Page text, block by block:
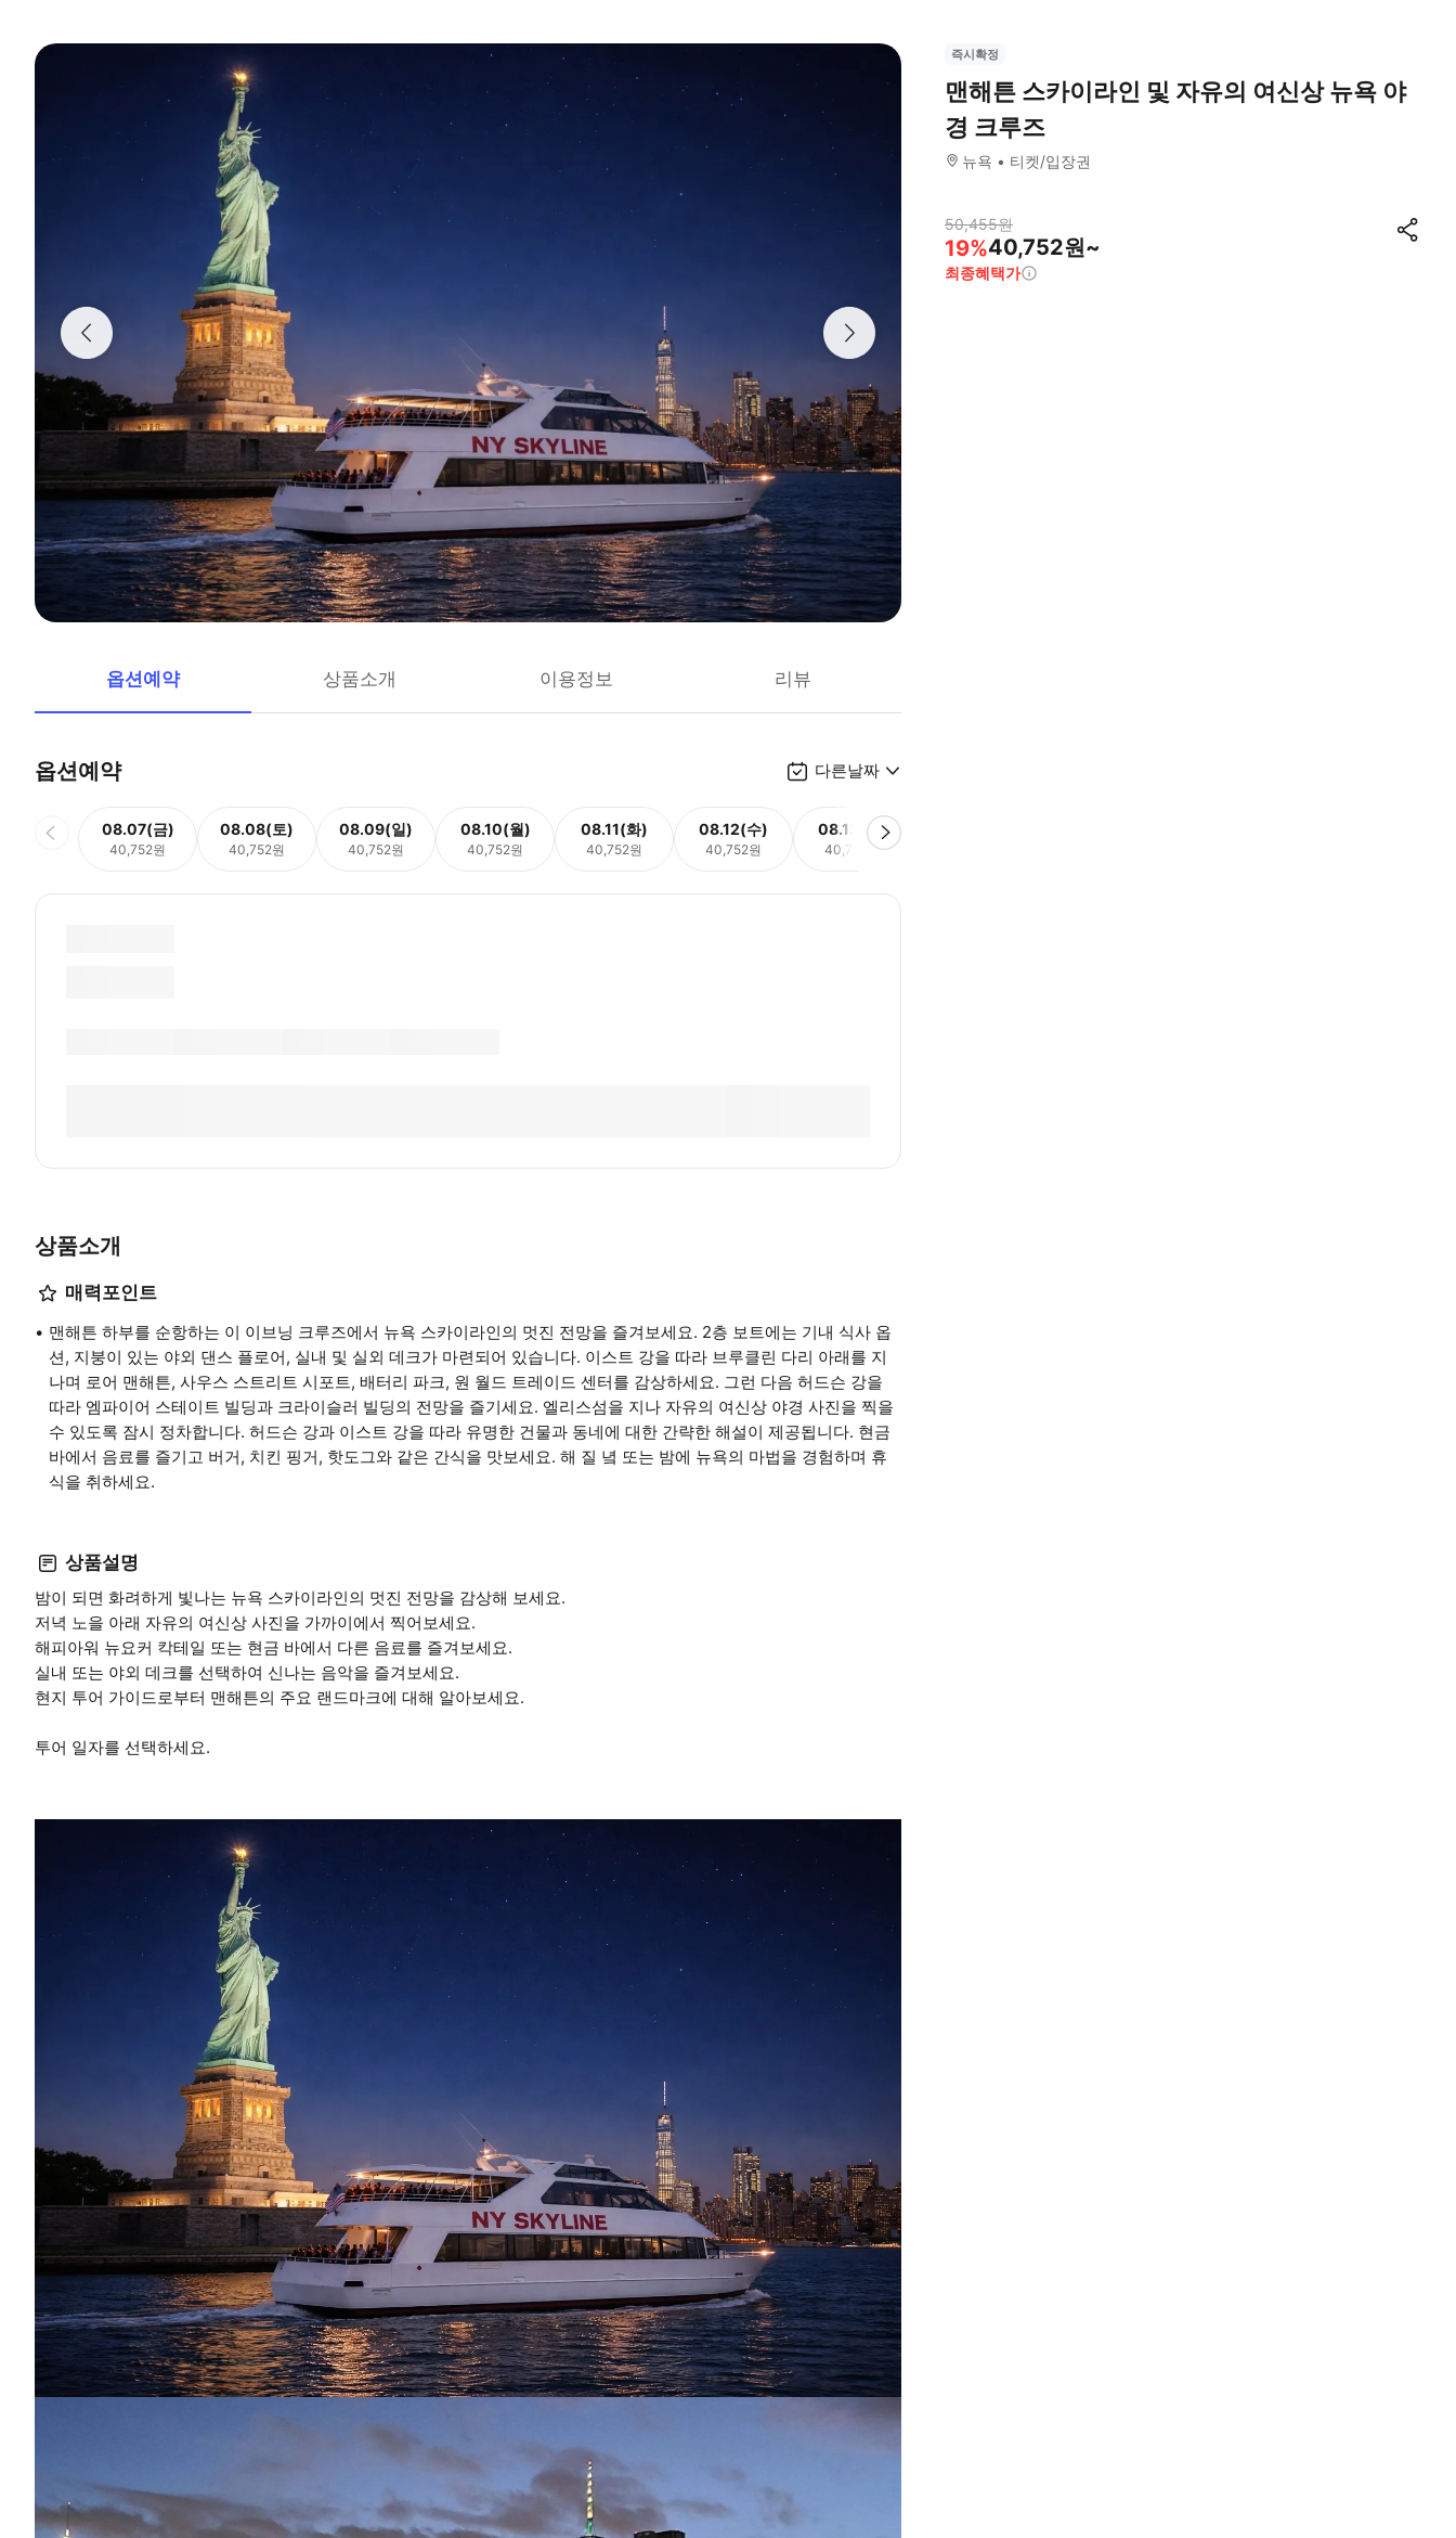
옵션예약 상품소개 이용정보 리뷰
옵션예약 다른날짜
08.07(금)
40,752원
08.08(토)
40,752원
08.09(일)
40,752원
08.10(월)
40,752원
08.11(화)
40,752원
08.12(수)
40,752원
08.13(목)
40,752원
상품소개
매력포인트
맨해튼 하부를 순항하는 이 이브닝 크루즈에서 뉴욕 스카이라인의 멋진 전망을 즐겨보세요. 2층 보트에는 기내 식사 옵
션, 지붕이 있는 야외 댄스 플로어, 실내 및 실외 데크가 마련되어 있습니다. 이스트 강을 따라 브루클린 다리 아래를 지
나며 로어 맨해튼, 사우스 스트리트 시포트, 배터리 파크, 원 월드 트레이드 센터를 감상하세요. 그런 다음 허드슨 강을
따라 엠파이어 스테이트 빌딩과 크라이슬러 빌딩의 전망을 즐기세요. 엘리스섬을 지나 자유의 여신상 야경 사진을 찍을
수 있도록 잠시 정차합니다. 허드슨 강과 이스트 강을 따라 유명한 건물과 동네에 대한 간략한 해설이 제공됩니다. 현금
바에서 음료를 즐기고 버거, 치킨 핑거, 핫도그와 같은 간식을 맛보세요. 해 질 녘 또는 밤에 뉴욕의 마법을 경험하며 휴
식을 취하세요.
상품설명
밤이 되면 화려하게 빛나는 뉴욕 스카이라인의 멋진 전망을 감상해 보세요.
저녁 노을 아래 자유의 여신상 사진을 가까이에서 찍어보세요.
해피아워 뉴요커 칵테일 또는 현금 바에서 다른 음료를 즐겨보세요.
실내 또는 야외 데크를 선택하여 신나는 음악을 즐겨보세요.
현지 투어 가이드로부터 맨해튼의 주요 랜드마크에 대해 알아보세요.
투어 일자를 선택하세요.
즉시확정
맨해튼 스카이라인 및 자유의 여신상 뉴욕 야
경 크루즈
뉴욕 티켓/입장권
50,455원
19%40,752원~
최종혜택가